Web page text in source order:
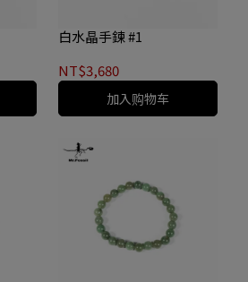
白水晶手鍊 #1
NT$3,680
加入购物车